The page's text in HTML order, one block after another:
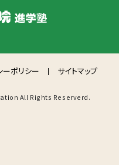
ーポリシー サイトマップ
All Rights Reserverd.